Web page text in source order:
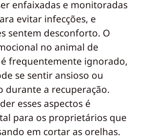
enfaixadas e monitoradas
evitar infecções, e
sentem desconforto. O
no animal de
frequentemente ignorado,
se sentir ansioso ou
durante a recuperação.
esses aspectos é
para os proprietários que
em cortar as orelhas.